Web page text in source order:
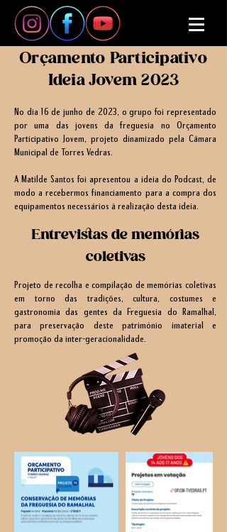
Orçamento Participativo
Ideia Jovem 2023
No dia 16 de junho de 2023, o grupo foi representado
por uma das jovens da freguesia no Orçamento
Participativo Jovem, projeto dinamizado pela Câmara
Municipal de Torres Vedras.
A Matilde Santos foi apresentou a ideia do Podcast, de
modo a recebermos financiamento para a compra dos
equipamentos necessários à realização desta ideia.
Entrevistas de memórias
coletivas
Projeto de recolha e compilação de memórias coletivas
em torno das tradições, cultura, costumes e
gastronomia das gentes da Freguesia do Ramalhal,
para preservação deste património imaterial e
promoção da inter-geracionalidade.